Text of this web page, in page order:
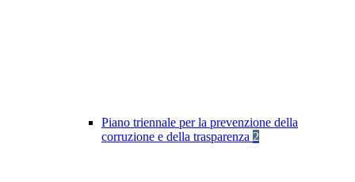
Piano triennale per la prevenzione della
corruzione e della trasparenza 2